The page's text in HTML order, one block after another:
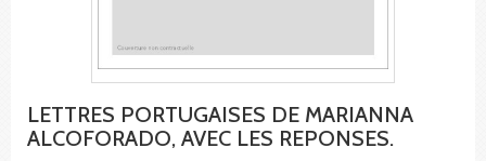
LETTRES PORTUGAISES DE MARIANNA
ALCOFORADO, AVEC LES REPONSES.